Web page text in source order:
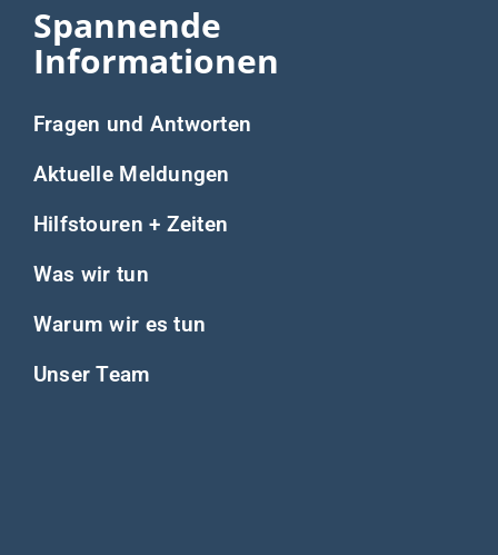
Spannende
Informationen
Fragen und Antworten
Aktuelle Meldungen
Hilfstouren + Zeiten
Was wir tun
Warum wir es tun
Unser Team